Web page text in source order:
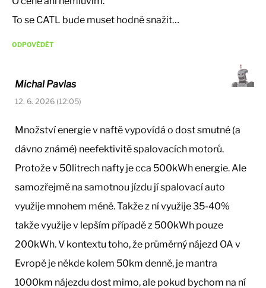
To se CATL bude muset hodně snažit…
ODPOVĚDĚT
Michal Pavlas
12. 6. 2026 (12:05)
Množství energie v naftě vypovídá o dost smutné (a
dávno známé) neefektivitě spalovacích motorů.
Protože v 50litrech nafty je cca 500kWh energie. Ale
samozřejmě na samotnou jízdu jí spalovací auto
využije mnohem méně. Takže z ní využije 35-40%
takže využije v lepším případě z 500kWh pouze
200kWh. V kontextu toho, že průměrný nájezd OA v
Evropě je někde kolem 50km denně, je mantra
1000km nájezdu dost mimo, ale pokud bychom na ní